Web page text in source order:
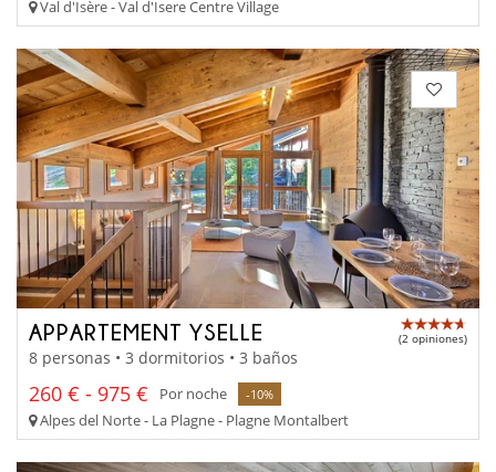
Val d'Isère - Val d'Isere Centre Village
APPARTEMENT YSELLE (2 opiniones)
8 personas • 3 dormitorios • 3 baños
260 € - 975 € Por noche -10%
Alpes del Norte - La Plagne - Plagne Montalbert